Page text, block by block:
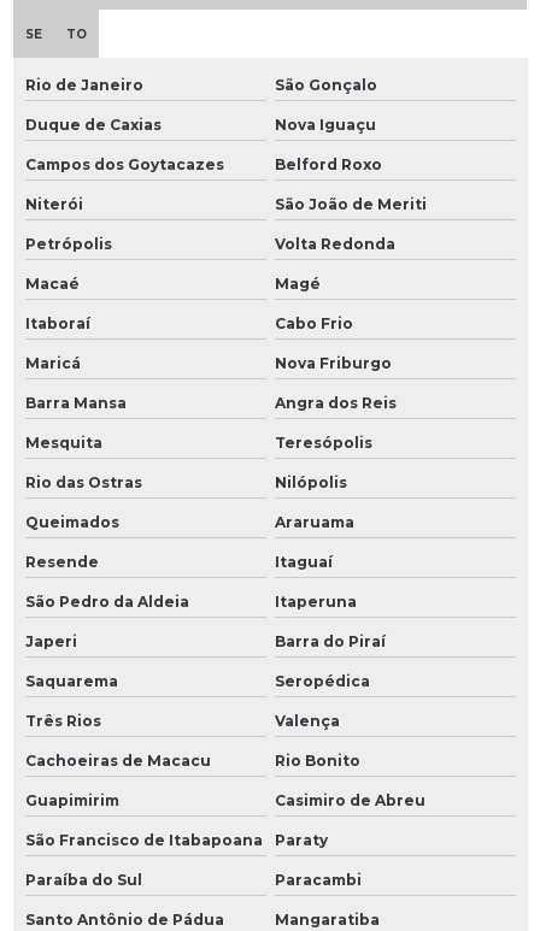
SE TO
Rio de Janeiro São Gonçalo
Duque de Caxias Nova Iguaçu
Campos dos Goytacazes Belford Roxo
Niterói São João de Meriti
Petrópolis Volta Redonda
Macaé Magé
Itaboraí Cabo Frio
Maricá Nova Friburgo
Barra Mansa Angra dos Reis
Mesquita Teresópolis
Rio das Ostras Nilópolis
Queimados Araruama
Resende Itaguaí
São Pedro da Aldeia Itaperuna
Japeri Barra do Piraí
Saquarema Seropédica
Três Rios Valença
Cachoeiras de Macacu Rio Bonito
Guapimirim Casimiro de Abreu
São Francisco de Itabapoana Paraty
Paraíba do Sul Paracambi
Santo Antônio de Pádua Mangaratiba